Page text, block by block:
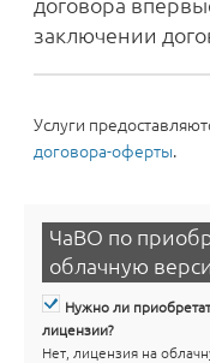
заключении
Услуги
договора-оферты.
ЧаВО по
облачную
Нужно ли
лицензии?
Нет, лицензия на